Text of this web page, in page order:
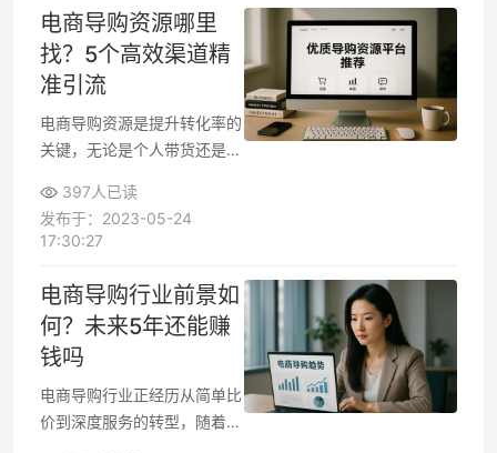
事项，帮你解决多账号管理的
核心痛点。
电商导购资源哪里
找？5个高效渠道精
准引流
电商导购资源是提升转化率的
关键，无论是个人带货还是团
获客成本。导购内容的核心价
值在于专业性和场景化，能帮
渠道覆盖了不同场景需求，从
免费到付费都有对应解决方
案。
397人已读
发布于：2023-05-24
17:30:27
电商导购行业前景如
何？未来5年还能赚
钱吗
电商导购行业正经历从简单比
价到深度服务的转型，随着直